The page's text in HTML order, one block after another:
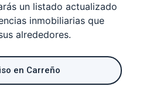
un listado actualizado
inmobiliarias que
alrededores.
en Carreño